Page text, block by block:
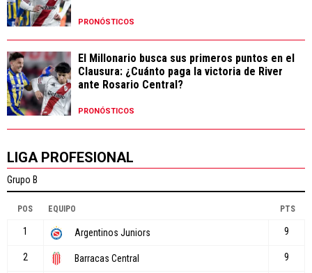
PRONÓSTICOS
El Millonario busca sus primeros puntos en el
Clausura: ¿Cuánto paga la victoria de River
ante Rosario Central?
PRONÓSTICOS
LIGA PROFESIONAL